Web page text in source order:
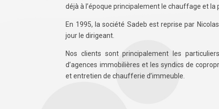
déjà à l’époque principalement le chauffage et la
En 1995, la société Sadeb est reprise par
jour le dirigeant.
Nos clients sont principalement les
d’agences immobilières et les syndics de
et entretien de chaufferie d’immeuble.